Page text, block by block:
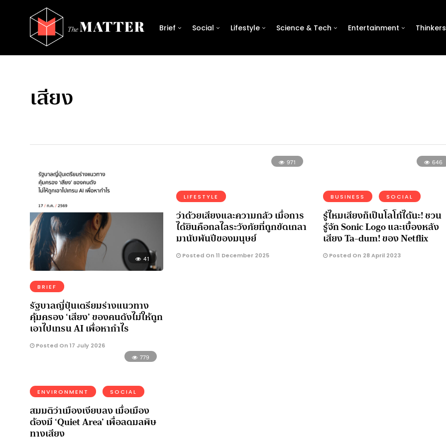
Brief Social Lifestyle Science & Tech Entertainment Thinkers
เสียง
41
BRIEF
รัฐบาลญี่ปุ่นเตรียมร่างแนวทาง
คุ้มครอง ‘เสียง’ ของคนดังไม่ให้ถูก
เอาไปเทรน AI เพื่อหากำไร
Posted On 17 July 2026
971
LIFESTYLE
ว่าด้วยเสียงและความกลัว เมื่อการ
ได้ยินคือกลไลระวังภัยที่ถูกขัดเกลา
มานับพันปีของมนุษย์
Posted On 11 December 2025
646
BUSINESS SOCIAL
รู้ไหมเสียงก็เป็นโลโก้ได้นะ! ชวน
รู้จัก Sonic Logo และเบื้องหลัง
เสียง Ta-dum! ของ Netflix
Posted On 28 April 2023
779
ENVIRONMENT SOCIAL
สมมติว่าเมืองเงียบลง เมื่อเมือง
ต้องมี ‘Quiet Area’ เพื่อลดมลพิษ
ทางเสียง